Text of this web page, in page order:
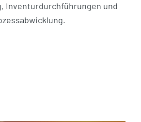
Inventurdurchführungen und